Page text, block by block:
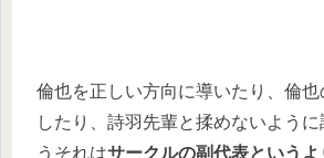
倫也を正しい方向に導いたり、倫也
したり、詩羽先輩と揉めないよう
うそれはサークルの副代表という